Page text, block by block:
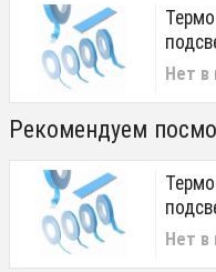
Нет в
Рекомендуем
Нет в